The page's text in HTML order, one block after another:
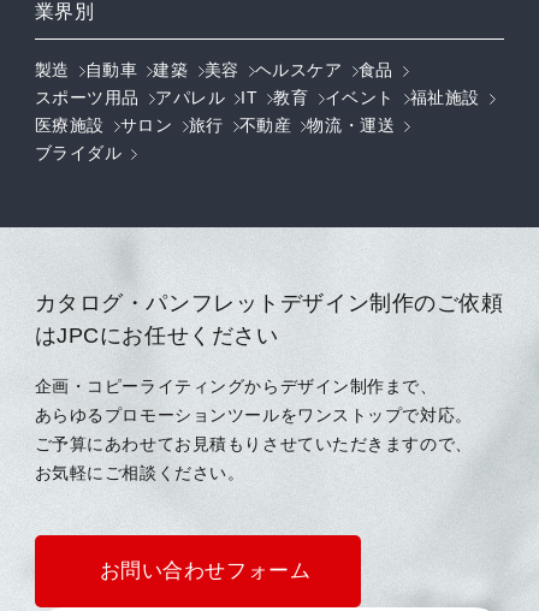
業界別
製造 自動車 建築 美容 ヘルスケア
食品
スポーツ用品
アパレル IT 教育 イベント
福祉施設
医療施設
サロン 旅行 不動産
物流・運送
ブライダル
カタログ・パンフレットデザイン制作のご依頼
はJPCにお任せください
企画・コピーライティングからデザイン制作まで、
あらゆるプロモーションツールをワンストップで対応。
ご予算にあわせてお見積もりさせていただきますので、
お気軽にご相談ください。
お問い合わせフォーム